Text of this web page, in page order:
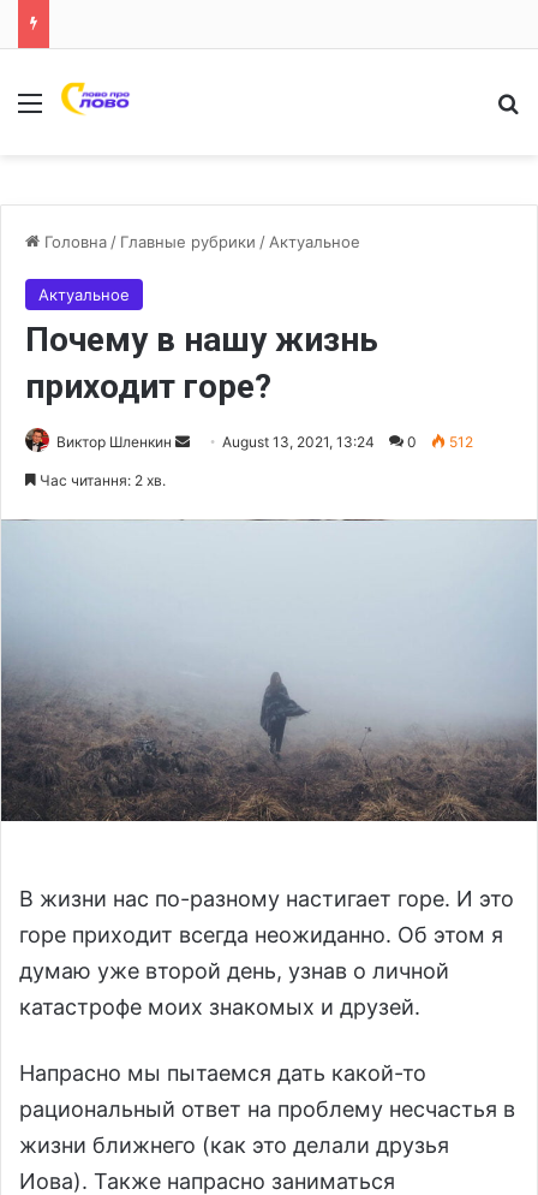
Меню
Головна / Главные рубрики / Актуальное
Актуальное
Почему в нашу жизнь
приходит горе?
Виктор Шленкин
l
August 13, 2021, 13:24 0 512
Час читання: 2 хв.
В жизни нас по-разному настигает горе. И это
горе приходит всегда неожиданно. Об этом я
думаю уже второй день, узнав о личной
катастрофе моих знакомых и друзей.
Напрасно мы пытаемся дать какой-то
рациональный ответ на проблему несчастья в
жизни ближнего (как это делали друзья
Иова). Также напрасно заниматься